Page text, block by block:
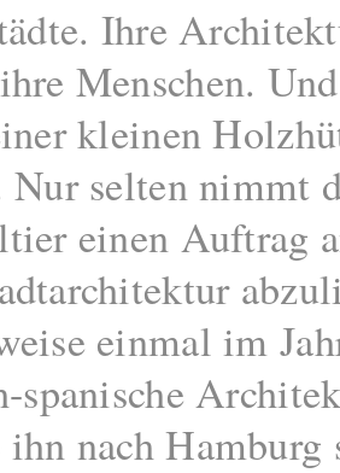
Ihre
Menschen.
kleinen
Nur selten nimmt
einen Auftrag
einmal im
spanische
nach Hamburg